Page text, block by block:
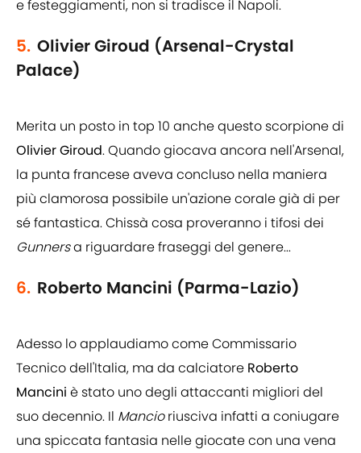
e festeggiamenti, non si tradisce il Napoli.
5. Olivier Giroud (Arsenal-Crystal
Palace)
Merita un posto in top 10 anche questo scorpione di
Olivier Giroud. Quando giocava ancora nell'Arsenal,
la punta francese aveva concluso nella maniera
più clamorosa possibile un'azione corale già di per
sé fantastica. Chissà cosa proveranno i tifosi dei
Gunnersa riguardare fraseggi del genere...
6. Roberto Mancini (Parma-Lazio)
Adesso lo applaudiamo come Commissario
Tecnico dell'Italia, ma da calciatore Roberto
Mancini è stato uno degli attaccanti migliori del
suo decennio. Il Mancioriusciva infatti a coniugare
una spiccata fantasia nelle giocate con una vena